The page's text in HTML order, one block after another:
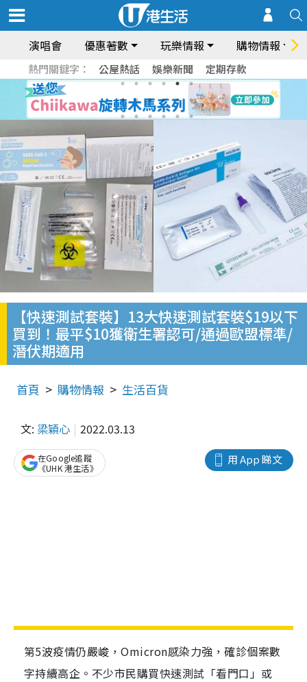
演唱會 優惠著數 玩樂情報 購物情報
熱門關鍵字： 公屋熱話 娛樂新聞 定期存款
【快速測試套裝】13大快速測試套裝$19以下
買到！最平$10獲衛生署認可/通過歐盟標準/
潛伏期適用
首頁 購物情報 生活百貨
文: 梁穎心 2022.03.13
用 App 睇文
在Google追蹤
《UHK 港生活》
第5波疫情仍嚴峻，Omicron感染力強，確診個案數
字持續高企。不少市民購買快速測試「看門口」或